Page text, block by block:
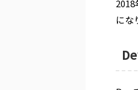
にな